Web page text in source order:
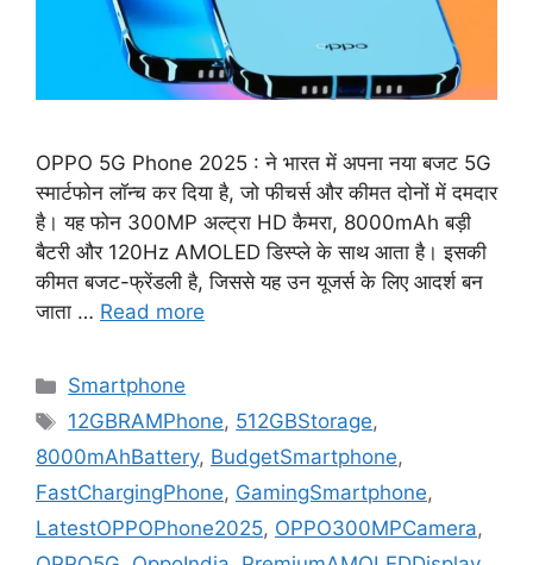
OPPO 5G Phone 2025 : ने भारत में अपना नया बजट 5G
स्मार्टफोन लॉन्च कर दिया है, जो फीचर्स और कीमत दोनों में दमदार
है। यह फोन 300MP अल्ट्रा HD कैमरा, 8000mAh बड़ी
बैटरी और 120Hz AMOLED डिस्प्ले के साथ आता है। इसकी
कीमत बजट-फ्रेंडली है, जिससे यह उन यूजर्स के लिए आदर्श बन
जाता … Read more
Categories
Smartphone
Tags
12GBRAMPhone, 512GBStorage,
8000mAhBattery, BudgetSmartphone,
FastChargingPhone, GamingSmartphone,
LatestOPPOPhone2025, OPPO300MPCamera,